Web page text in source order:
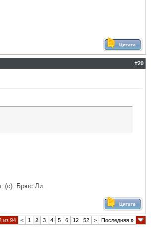
#20
(с). Брюс Ли.
из 94 < 1 2 3 4 5 6 12 52 > Последняя »